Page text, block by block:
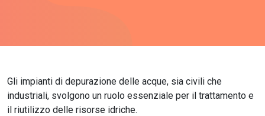
Gli impianti di depurazione delle acque, sia civili che
industriali, svolgono un ruolo essenziale per il trattamento e
il riutilizzo delle risorse idriche.